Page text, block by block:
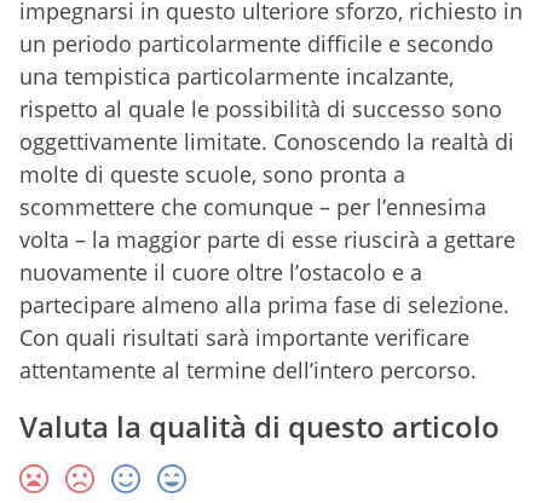
impegnarsi in questo ulteriore sforzo, richiesto in
un periodo particolarmente difficile e secondo
una tempistica particolarmente incalzante,
rispetto al quale le possibilità di successo sono
oggettivamente limitate. Conoscendo la realtà di
molte di queste scuole, sono pronta a
scommettere che comunque – per l’ennesima
volta – la maggior parte di esse riuscirà a gettare
nuovamente il cuore oltre l’ostacolo e a
partecipare almeno alla prima fase di selezione.
Con quali risultati sarà importante verificare
attentamente al termine dell’intero percorso.
Valuta la qualità di questo articolo